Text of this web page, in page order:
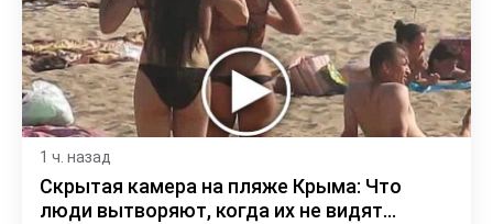
1 ч. назад
Скрытая камера на пляже Крыма: Что
люди вытворяют, когда их не видят...